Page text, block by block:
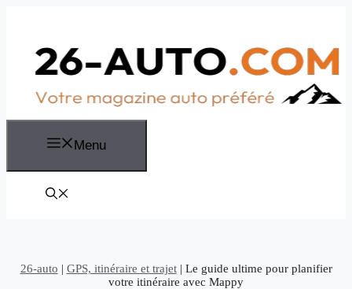
Menu
26-auto | GPS, itinéraire et trajet| Le guide ultime pour planifier
votre itinéraire avec Mappy